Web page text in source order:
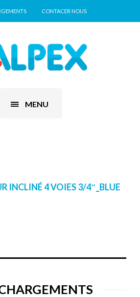
CONTACER NOUS
MENU
INCLINÉ 4 VOIES 3/4″_BLUE